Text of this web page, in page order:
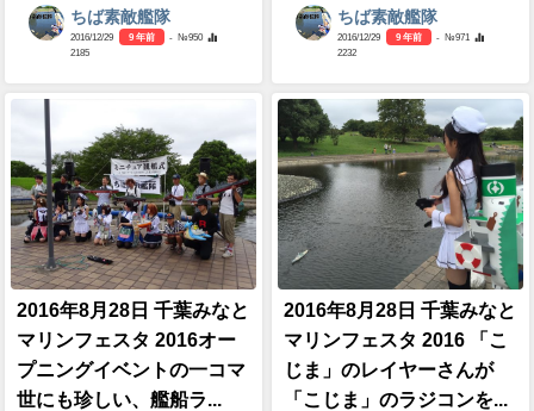
ちば素敵艦隊
2016/12/29 9 年前
- №950
2185
ちば素敵艦隊
2016/12/29 9 年前
- №971
2232
2016年8月28日 千葉みなと
マリンフェスタ 2016オー
プニングイベントの一コマ
世にも珍しい、艦船ラ...
2016年8月28日 千葉みなと
マリンフェスタ 2016 「こ
じま」のレイヤーさんが
「こじま」のラジコンを...